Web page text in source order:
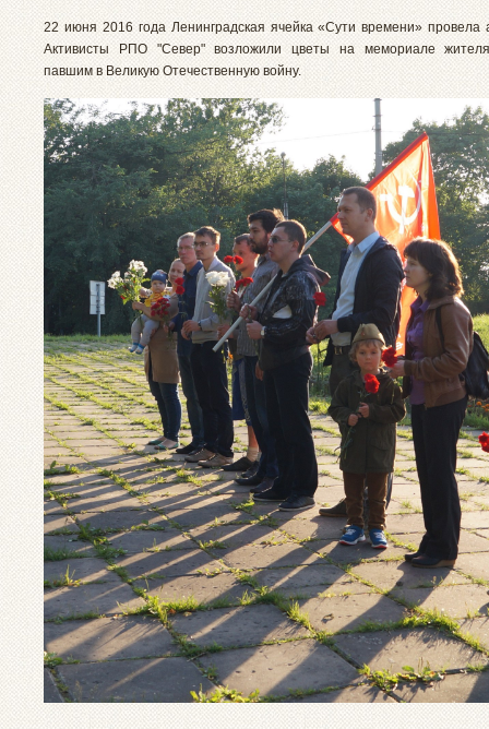
22 июня 2016 года Ленинградская ячейка «Сути времени» провела
Активисты РПО "Север" возложили цветы на мемориале
павшим в Великую Отечественную войну.